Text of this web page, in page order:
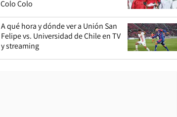
Colo Colo
A qué hora y dónde ver a Unión San
Felipe vs. Universidad de Chile en TV
y streaming